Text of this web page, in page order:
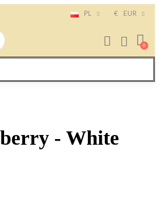
PL € EUR
- White